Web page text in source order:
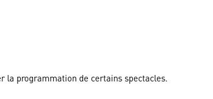
la programmation de certains spectacles.